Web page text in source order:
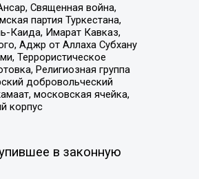
Священная война,
партия Туркестана,
Каида, Имарат Кавказ,
Аджр от Аллаха Субхану
Террористическое
Религиозная группа
добровольческий
московская ячейка,
корпус
в законную